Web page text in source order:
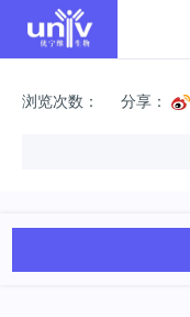
浏览次数： 分享：